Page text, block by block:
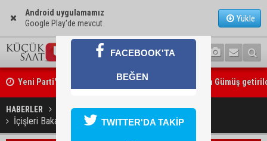
Android uygulamamız
Google Play'de mevcut
Yükle
Yeni Parti'de Seyhan İlçe Başkanlığına Mehmet Şahin Gümüş
Adanalı araştırmacı Burhan Eptemli CHP’de başkan yardımcısı oldu
HABERLER SON DAKİKA
İçişleri Bakanlığı'ndan taksilerle ilgili önemli karar
FACEBOOK'TA
BEĞEN
TWITTER'DA TAKİP